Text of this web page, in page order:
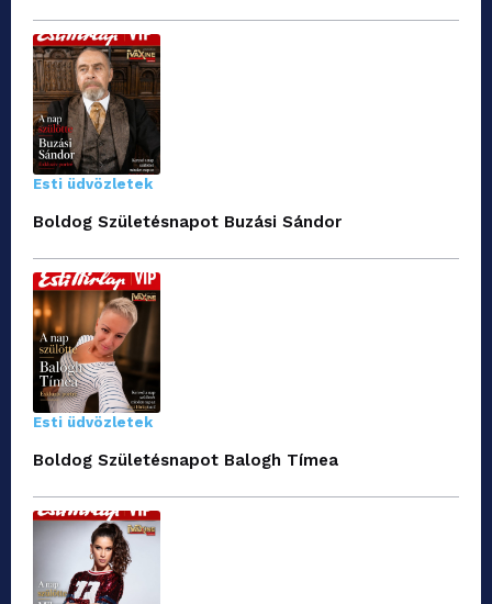
Esti üdvözletek
Boldog Születésnapot Buzási Sándor
Esti üdvözletek
Boldog Születésnapot Balogh Tímea